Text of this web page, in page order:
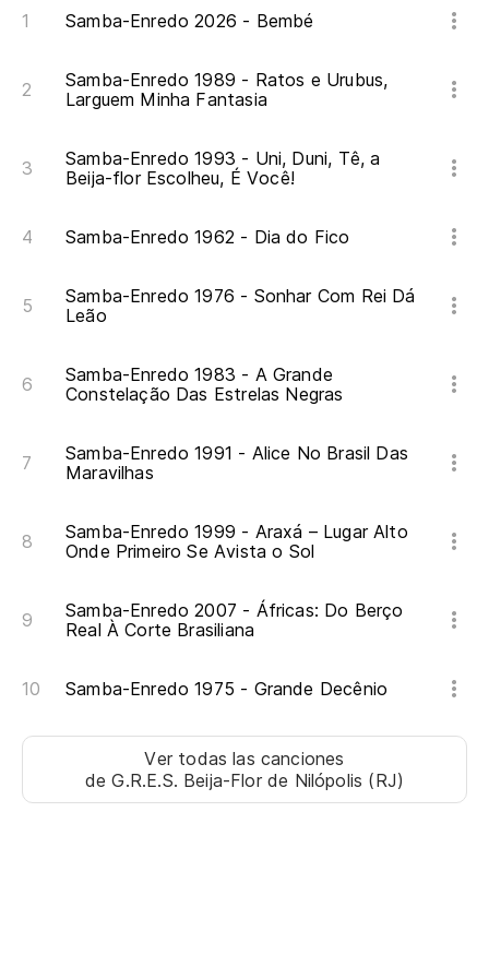
Samba-Enredo 2026 - Bembé
Samba-Enredo 1989 - Ratos e Urubus,
Larguem Minha Fantasia
Samba-Enredo 1993 - Uni, Duni, Tê, a
Beija-flor Escolheu, É Você!
Samba-Enredo 1962 - Dia do Fico
Samba-Enredo 1976 - Sonhar Com Rei Dá
Leão
Samba-Enredo 1983 - A Grande
Constelação Das Estrelas Negras
Samba-Enredo 1991 - Alice No Brasil Das
Maravilhas
Samba-Enredo 1999 - Araxá – Lugar Alto
Onde Primeiro Se Avista o Sol
Samba-Enredo 2007 - Áfricas: Do Berço
Real À Corte Brasiliana
Samba-Enredo 1975 - Grande Decênio
Ver todas las canciones
de G.R.E.S. Beija-Flor de Nilópolis (RJ)